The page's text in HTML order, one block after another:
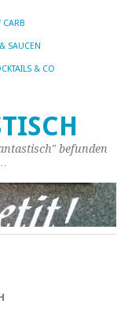
CARB
SAUCEN
& CO
befunden